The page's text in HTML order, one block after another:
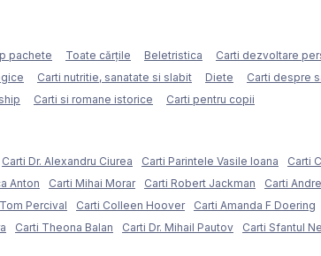
pachete Toate cărțile Beletristica Carti dezvoltare
Carti nutritie, sanatate si slabit Diete Carti despre
Carti si romane istorice Carti pentru copii
Carti Dr. Alexandru Ciurea Carti Parintele Vasile Ioana Carti
Anton
Carti Mihai Morar Carti Robert Jackman Carti
Percival Carti Colleen Hoover Carti Amanda F Doering
Carti Theona Balan Carti Dr. Mihail Pautov Carti Sfantul